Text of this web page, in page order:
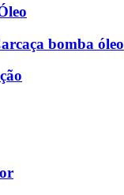
bomba óleo